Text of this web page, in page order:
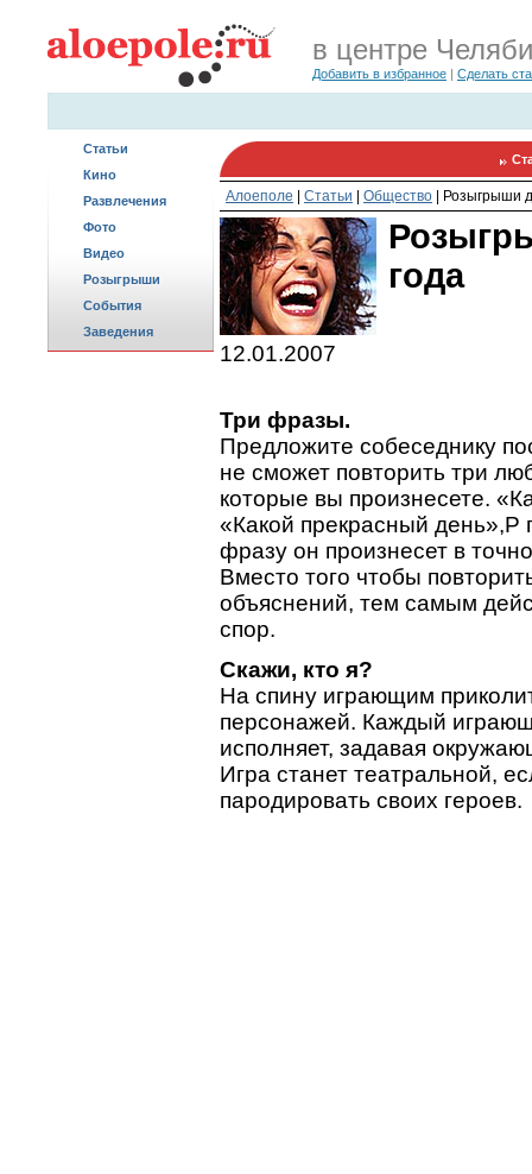
в центре
Добавить в избранное | Сделать
Статьи
Кино
Развлечения
Фото
Видео
Розыгрыши
События
Заведения
Алоеполе Статьи Общество Розыгрыши
года
12.01.2007
Три фразы.
Предложите собеседнику
не сможет повторить три
которые вы произнесете.
«Какой прекрасный день»,P
фразу он произнесет в
Вместо того чтобы
объяснений, тем самым
спор.
Скажи, кто я?
На спину играющим
персонажей. Каждый
исполняет, задавая
Игра станет театральной,
пародировать своих героев.